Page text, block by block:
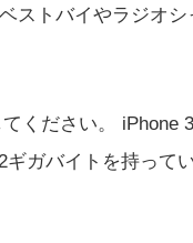
ストバイやラジオ
ください。 iPhone
ガバイトを持ってい